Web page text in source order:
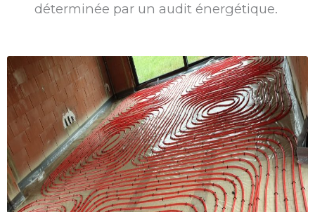
déterminée par un audit énergétique.